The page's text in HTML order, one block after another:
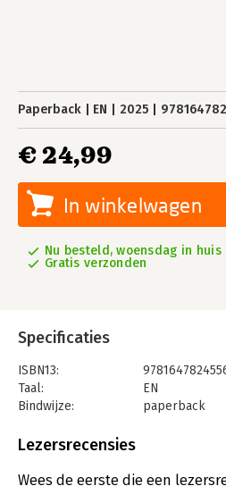
Paperback EN 2025
€ 24,99
In winkelwagen
Nu besteld, woensdag in huis
Gratis verzonden
Specificaties
ISBN13:
Taal:
EN
Bindwijze:
paperback
Uitgever:
Lezersrecensies
Wees de eerste die een